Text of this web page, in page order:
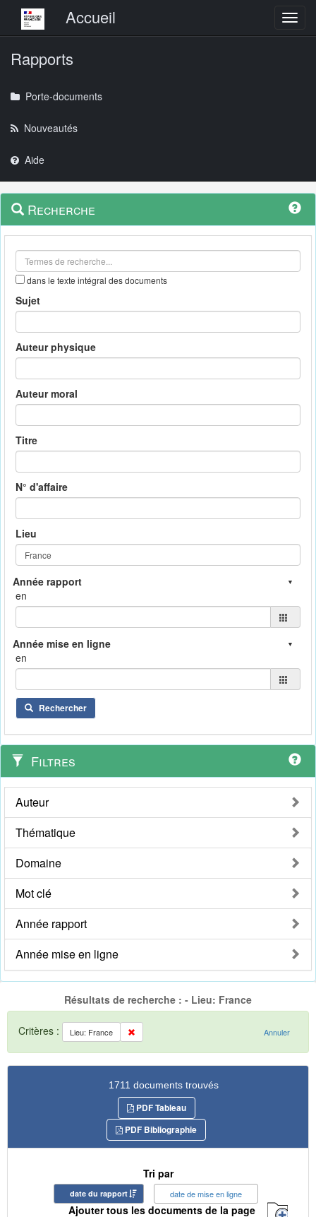
Menu principalAccueil
Rapports
Porte-documents
Nouveautés
Aide
Navigation
outils
Menu
contextuel
Recherche
dans le texte intégral des documents
Sujet
Auteur physique
Auteur moral
Titre
N° d'affaire
Lieu
en
en
Rechercher
Filtres
Auteur
Thématique
Domaine
Mot clé
Année rapport
Année mise en ligne
Résultats de recherche : - Lieu: France
Critères : Lieu: France Annuler
1711 documents trouvés
PDF Tableau
PDF Bibliographie
Tri par
date du rapport date de mise en ligne
Ajouter tous les documents de la page